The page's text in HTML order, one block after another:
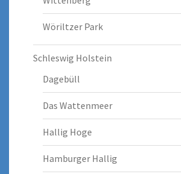
Wöriltzer Park
Schleswig Holstein
Dagebüll
Das Wattenmeer
Hallig Hoge
Hamburger Hallig